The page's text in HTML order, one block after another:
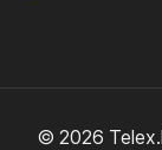
© 2026